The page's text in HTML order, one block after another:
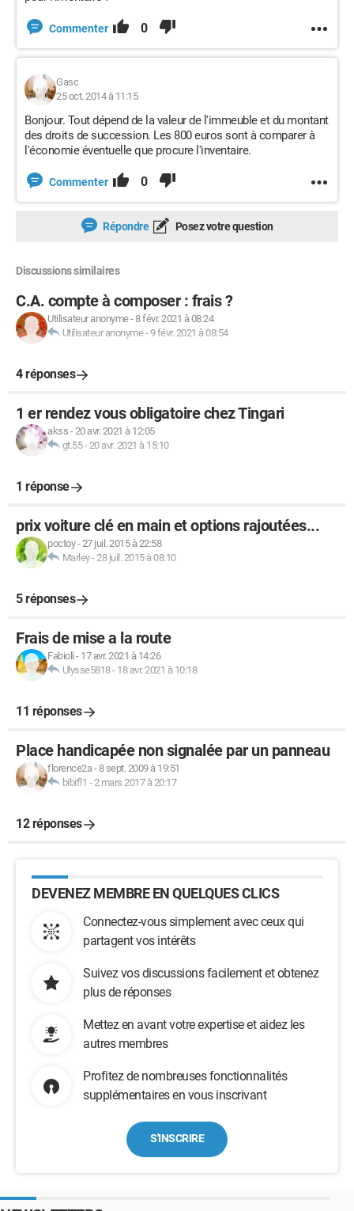
Commenter 0
Gasc
25 oct. 2014 à 11:15
Bonjour. Tout dépend de la valeur de l'immeuble et du montant
des droits de succession. Les 800 euros sont à comparer à
l'économie éventuelle que procure l'inventaire.
Commenter 0
Répondre Posez votre question
Discussions similaires
C.A. compte à composer : frais ?
Utilisateur anonyme-8 févr. 2021 à 08:24
Utilisateur anonyme-9 févr. 2021 à 08:54
4 réponses
1 er rendez vous obligatoire chez Tingari
akss -20 avr. 2021 à 12:05
gt.55-20 avr. 2021 à 15:10
1 réponse
prix voiture clé en main et options rajoutées...
poctoy-27 juil. 2015 à 22:58
Marley-28 juil. 2015 à 08:10
5 réponses
Frais de mise a la route
Fabioli - 17 avr. 2021 à 14:26
Ulysse5818- 18 avr. 2021 à 10:18
11 réponses
Place handicapée non signalée par un panneau
florence2a-8 sept. 2009 à 19:51
bibifl1 -2 mars 2017 à 20:17
12 réponses
DEVENEZ MEMBRE EN QUELQUES CLICS
Connectez-vous simplement avec ceux qui
partagent vos intérêts
Suivez vos discussions facilement et obtenez
plus de réponses
Mettez en avant votre expertise et aidez les
autres membres
Profitez de nombreuses fonctionnalités
supplémentaires en vous inscrivant
S'INSCRIRE